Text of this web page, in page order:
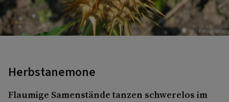
Foto: Pixabay
Herbstanemone
Flaumige Samenstände tanzen schwerelos im